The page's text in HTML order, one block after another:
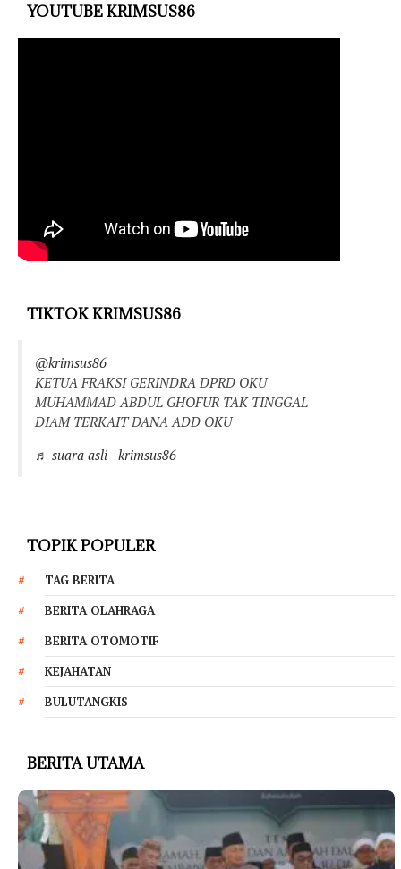
YOUTUBE KRIMSUS86
TIKTOK KRIMSUS86
@krimsus86
KETUA FRAKSI GERINDRA DPRD OKU
MUHAMMAD ABDUL GHOFUR TAK TINGGAL
DIAM TERKAIT DANA ADD OKU
♬ suara asli - krimsus86
TOPIK POPULER
TAG BERITA
BERITA OLAHRAGA
BERITA OTOMOTIF
KEJAHATAN
BULUTANGKIS
BERITA UTAMA